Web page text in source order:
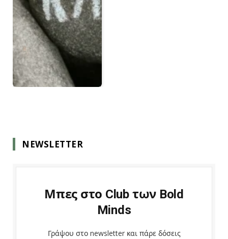
NEWSLETTER
Μπες στο Club των Bold
Minds
Γράψου στο newsletter και πάρε δόσεις